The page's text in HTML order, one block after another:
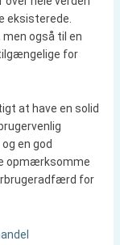
eksisterede.
også til en
for
at have en solid
en god
opmærksomme
for